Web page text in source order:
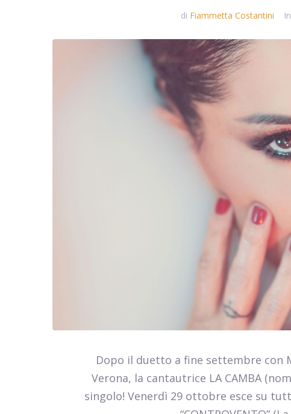
di Fiammetta Costantini In
Dopo il duetto a fine settembre con
Verona, la cantautrice LA CAMBA
singolo! Venerdì 29 ottobre esce su